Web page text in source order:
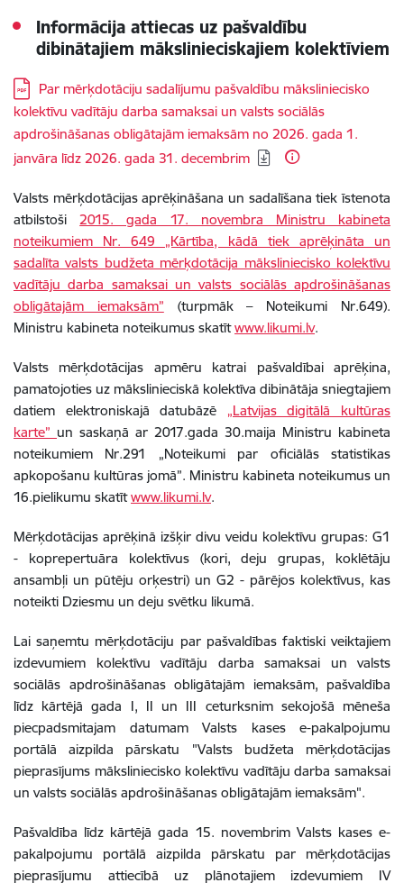
Informācija attiecas uz pašvaldību
dibinātajiem mākslinieciskajiem kolektīviem
Lejupielādēt:
Par mērķdotāciju sadalījumu pašvaldību māksliniecisko
kolektīvu vadītāju darba samaksai un valsts sociālās
apdrošināšanas obligātajām iemaksām no 2026. gada 1.
janvāra līdz 2026. gada 31. decembrim
Valsts mērķdotācijas aprēķināšana un sadalīšana tiek īstenota
atbilstoši2015. gada 17. novembra Ministru kabineta
noteikumiem Nr. 649 „Kārtība, kādā tiek aprēķināta un
sadalīta valsts budžeta mērķdotācija māksliniecisko kolektīvu
vadītāju darba samaksai un valsts sociālās apdrošināšanas
obligātajām iemaksām” (turpmāk – Noteikumi Nr.649).
Ministru kabineta noteikumus skatītwww.likumi.lv.
Valsts mērķdotācijas apmēru katrai pašvaldībai aprēķina,
pamatojoties uz mākslinieciskā kolektīva dibinātāja sniegtajiem
datiem elektroniskajā datubāzē „Latvijas digitālā kultūras
karte” un saskaņā ar 2017.gada 30.maija Ministru kabineta
noteikumiem Nr.291 „Noteikumi par oficiālās statistikas
apkopošanu kultūras jomā”. Ministru kabineta noteikumus un
16.pielikumu skatītwww.likumi.lv.
Mērķdotācijas aprēķinā izšķir divu veidu kolektīvu grupas: G1
- koprepertuāra kolektīvus (kori, deju grupas, koklētāju
ansambļi un pūtēju orķestri) un G2 - pārējos kolektīvus, kas
noteikti Dziesmu un deju svētku likumā.
Lai saņemtu mērķdotāciju par pašvaldības faktiski veiktajiem
izdevumiem kolektīvu vadītāju darba samaksai un valsts
sociālās apdrošināšanas obligātajām iemaksām, pašvaldība
līdz kārtējā gada I, II un III ceturksnim sekojošā mēneša
piecpadsmitajam datumam Valsts kases e-pakalpojumu
portālā aizpilda pārskatu "Valsts budžeta mērķdotācijas
pieprasījums māksliniecisko kolektīvu vadītāju darba samaksai
un valsts sociālās apdrošināšanas obligātajām iemaksām".
Pašvaldība līdz kārtējā gada 15. novembrim Valsts kases e-
pakalpojumu portālā aizpilda pārskatu par mērķdotācijas
pieprasījumu attiecībā uz plānotajiem izdevumiem IV